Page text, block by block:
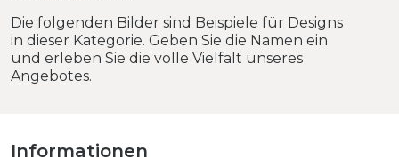
Die folgenden Bilder sind Beispiele für Designs
in dieser Kategorie. Geben Sie die Namen ein
und erleben Sie die volle Vielfalt unseres
Angebotes.
Informationen